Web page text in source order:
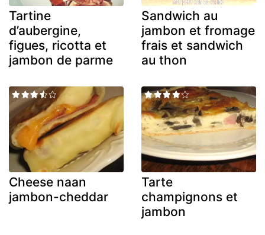
Tartine
d’aubergine,
figues, ricotta et
jambon de parme
Sandwich au
jambon et fromage
frais et sandwich
au thon
Cheese naan
jambon-cheddar
Tarte
champignons et
jambon